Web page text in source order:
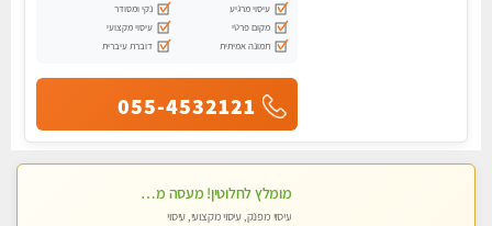
עיסוי מרגיע
נקי ומסודר
מקום פרטי
עיסוי מקצועי
תמונה אמיתית
דוברת עיברית
055-4532121
מומלץ לחלוטין! מעסה מקצועית ואיכותית פרטי!!!
עיסוי מפנק, עיסוי מקצועי, עיסוי